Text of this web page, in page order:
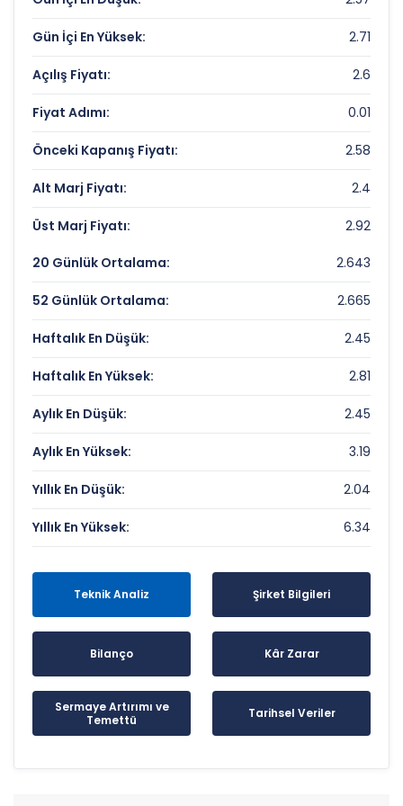
Piyasa Değeri/Defter Değeri (PD/DD):
0.7
HEDEF GIRISIM Rekorlar ve Önemli
Seviyeler
Bugün Gördüğü En Yüksek Fiyat:
2.71 TL
Son 1 Yılın Zirvesi:
6.34 TL
Son 1 Yılın Dibi:
2.04 TL
Gün İçi En Yüksek: 2.71
Açılış Fiyatı: 2.6
Fiyat Adımı: 0.01
Önceki Kapanış Fiyatı: 2.58
Alt Marj Fiyatı: 2.4
Üst Marj Fiyatı: 2.92
20 Günlük Ortalama: 2.643
52 Günlük Ortalama: 2.665
Haftalık En Düşük: 2.45
Haftalık En Yüksek: 2.81
Aylık En Düşük: 2.45
Aylık En Yüksek: 3.19
Yıllık En Düşük: 2.04
Yıllık En Yüksek: 6.34
Teknik Analiz Şirket Bilgileri
Bilanço Kâr Zarar
Sermaye Artırımı ve
Temettü
Tarihsel Veriler